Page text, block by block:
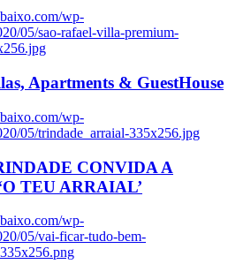
wp-
05/sao-rafael-villa-premium-
Apartments & GuestHouse
wp-
05/trindade_arraial-335x256.jpg
CONVIDA A
TEU ARRAIAL’
wp-
05/vai-ficar-tudo-bem-